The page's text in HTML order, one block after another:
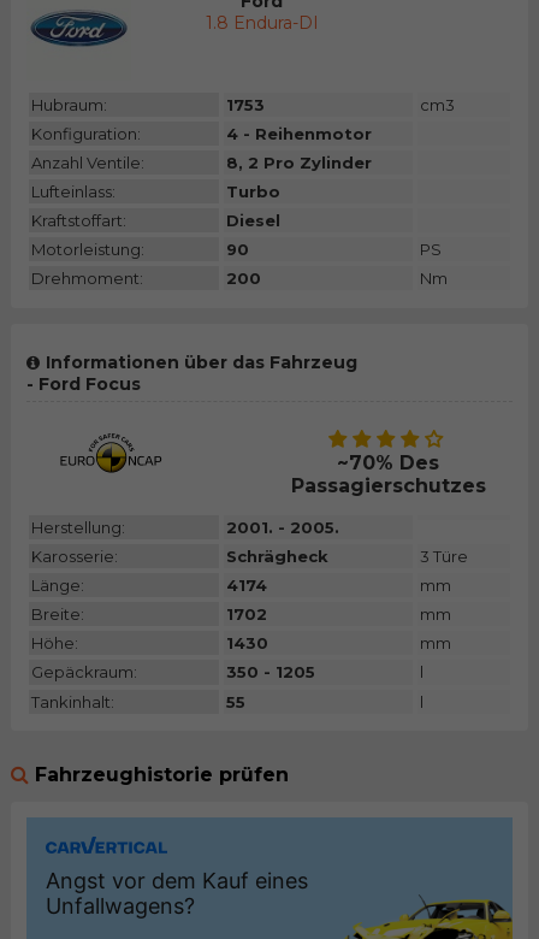
1.8 Endura-DI
Hubraum: 1753
cm3
Konfiguration:
4 - Reihenmotor
Anzahl Ventile:
8, 2 Pro Zylinder
Lufteinlass:
Turbo
Kraftstoffart:
Diesel
Motorleistung:
90
PS
Drehmoment:
200 Nm
Informationen über das Fahrzeug
- Ford Focus
~70% Des
Passagierschutzes
Herstellung:
2001. - 2005.
Karosserie:
Schrägheck
3 Türe
Länge:
4174
mm
Breite:
1702
mm
Höhe:
1430
mm
Gepäckraum:
350 - 1205
l
Tankinhalt:
55 l
Fahrzeughistorie prüfen